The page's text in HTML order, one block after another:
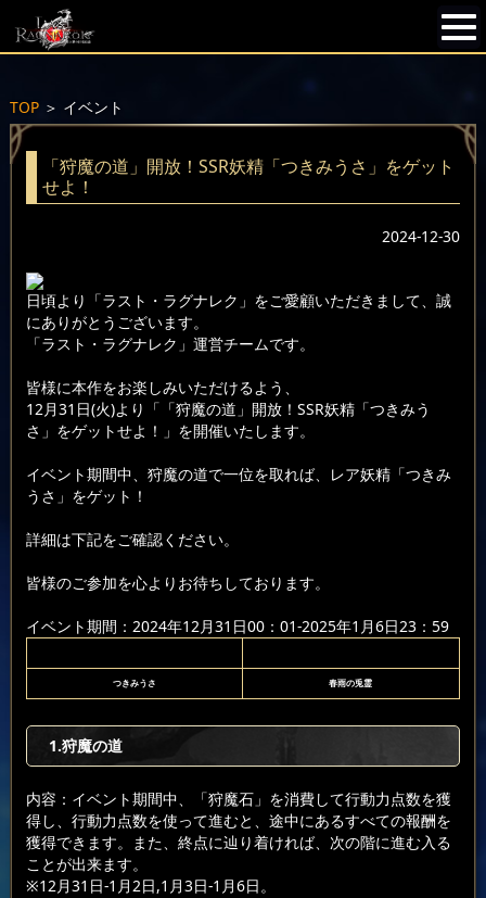
TOP＞ イベント
「狩魔の道」開放！SSR妖精「つきみうさ」をゲット
せよ！
2024-12-30
日頃より「ラスト・ラグナレク」をご愛顧いただきまして、誠
にありがとうございます。
「ラスト・ラグナレク」運営チームです。
皆様に本作をお楽しみいただけるよう、
12月31日(火)より「「狩魔の道」開放！SSR妖精「つきみう
さ」をゲットせよ！」を開催いたします。
イベント期間中、狩魔の道で一位を取れば、レア妖精「つきみ
うさ」をゲット！
詳細は下記をご確認ください。
皆様のご参加を心よりお待ちしております。
イベント期間：2024年12月31日00：01-2025年1月6日23：59
つきみうさ 春雨の兎霊
1.狩魔の道
内容：イベント期間中、「狩魔石」を消費して行動力点数を獲
得し、行動力点数を使って進むと、途中にあるすべての報酬を
獲得できます。また、終点に辿り着ければ、次の階に進む入る
ことが出来ます。
※12月31日-1月2日,1月3日-1月6日。